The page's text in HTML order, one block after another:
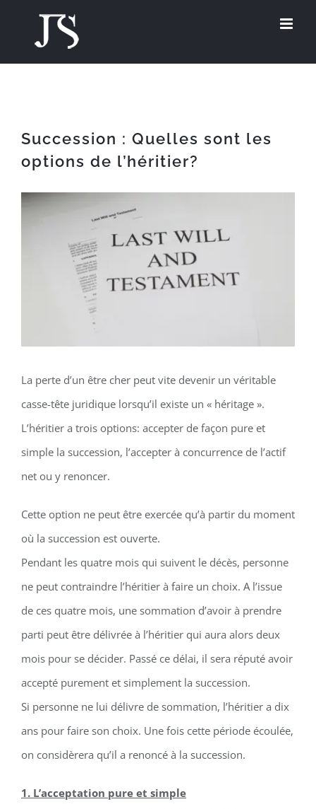
Succession : Quelles sont les
options de l’héritier?
View
La perte d’un être cher peut vite devenir un véritable
casse-tête juridique lorsqu’il existe un « héritage ».
L’héritier a trois options: accepter de façon pure et
simple la succession, l’accepter à concurrence de l’actif
net ou y renoncer.
Cette option ne peut être exercée qu’à partir du moment
où la succession est ouverte.
Pendant les quatre mois qui suivent le décès, personne
ne peut contraindre l’héritier à faire un choix. A l’issue
de ces quatre mois, une sommation d’avoir à prendre
parti peut être délivrée à l’héritier qui aura alors deux
mois pour se décider. Passé ce délai, il sera réputé avoir
accepté purement et simplement la succession.
Si personne ne lui délivre de sommation, l’héritier a dix
ans pour faire son choix. Une fois cette période écoulée,
on considèrera qu’il a renoncé à la succession.
1. L’acceptation pure et simple